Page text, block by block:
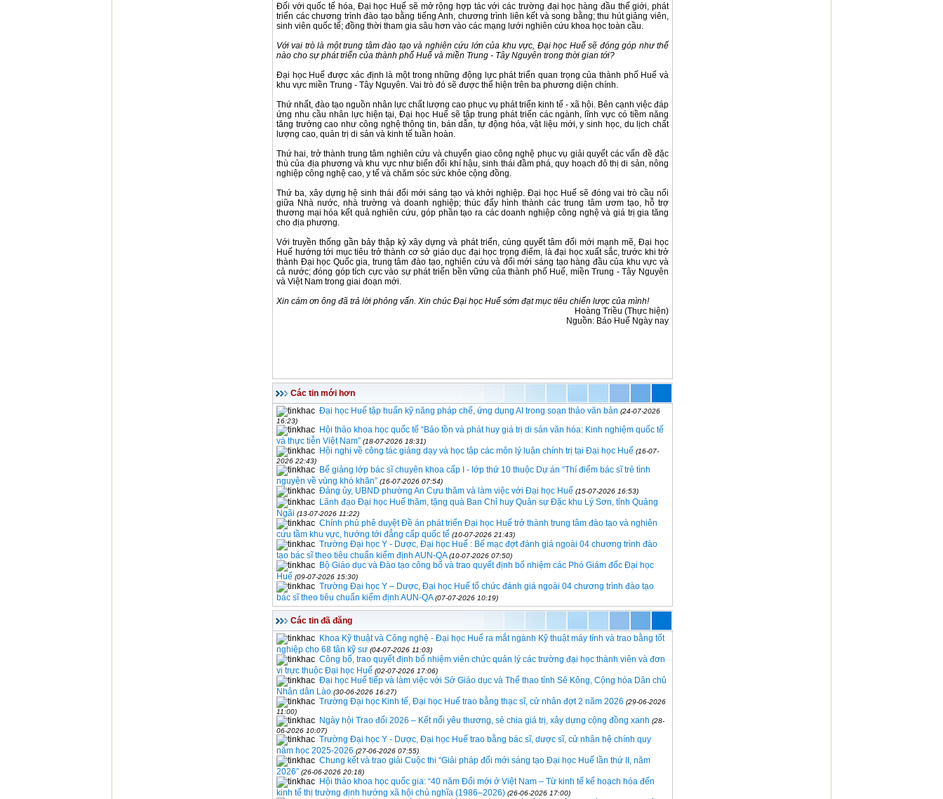
Đối với quốc tế hóa, Đại học Huế sẽ mở rộng hợp tác với các trường đại học hàng đầu thế giới, phát
triển các chương trình đào tạo bằng tiếng Anh, chương trình liên kết và song bằng; thu hút giảng viên,
sinh viên quốc tế; đồng thời tham gia sâu hơn vào các mạng lưới nghiên cứu khoa học toàn cầu.
Với vai trò là một trung tâm đào tạo và nghiên cứu lớn của khu vực, Đại học Huế sẽ đóng góp như thế
nào cho sự phát triển của thành phố Huế và miền Trung - Tây Nguyên trong thời gian tới?
Đại học Huế được xác định là một trong những động lực phát triển quan trọng của thành phố Huế và
khu vực miền Trung - Tây Nguyên. Vai trò đó sẽ được thể hiện trên ba phương diện chính.
Thứ nhất, đào tạo nguồn nhân lực chất lượng cao phục vụ phát triển kinh tế - xã hội. Bên cạnh việc đáp
ứng nhu cầu nhân lực hiện tại, Đại học Huế sẽ tập trung phát triển các ngành, lĩnh vực có tiềm năng
tăng trưởng cao như công nghệ thông tin, bán dẫn, tự động hóa, vật liệu mới, y sinh học, du lịch chất
lượng cao, quản trị di sản và kinh tế tuần hoàn.
Thứ hai, trở thành trung tâm nghiên cứu và chuyển giao công nghệ phục vụ giải quyết các vấn đề đặc
thù của địa phương và khu vực như biến đổi khí hậu, sinh thái đầm phá, quy hoạch đô thị di sản, nông
nghiệp công nghệ cao, y tế và chăm sóc sức khỏe cộng đồng.
Thứ ba, xây dựng hệ sinh thái đổi mới sáng tạo và khởi nghiệp. Đại học Huế sẽ đóng vai trò cầu nối
giữa Nhà nước, nhà trường và doanh nghiệp; thúc đẩy hình thành các trung tâm ươm tạo, hỗ trợ
thương mại hóa kết quả nghiên cứu, góp phần tạo ra các doanh nghiệp công nghệ và giá trị gia tăng
cho địa phương.
Với truyền thống gần bảy thập kỷ xây dựng và phát triển, cùng quyết tâm đổi mới mạnh mẽ, Đại học
Huế hướng tới mục tiêu trở thành cơ sở giáo dục đại học trọng điểm, là đại học xuất sắc, trước khi trở
thành Đại học Quốc gia, trung tâm đào tạo, nghiên cứu và đổi mới sáng tạo hàng đầu của khu vực và
cả nước; đóng góp tích cực vào sự phát triển bền vững của thành phố Huế, miền Trung - Tây Nguyên
và Việt Nam trong giai đoạn mới.
Xin cám ơn ông đã trả lời phỏng vấn. Xin chúc Đại học Huế sớm đạt mục tiêu chiến lược của mình!
Hoàng Triều (Thực hiện)
Nguồn: Báo Huế Ngày nay
Các tin mới hơn
Đại học Huế tập huấn kỹ năng pháp chế, ứng dụng AI trong soạn thảo văn bản (24-07-2026
16:23)
Hội thảo khoa học quốc tế “Bảo tồn và phát huy giá trị di sản văn hóa: Kinh nghiệm quốc tế
và thực tiễn Việt Nam” (18-07-2026 18:31)
Hội nghị về công tác giảng dạy và học tập các môn lý luận chính trị tại Đại học Huế (16-07-
2026 22:43)
Bế giảng lớp bác sĩ chuyên khoa cấp I - lớp thứ 10 thuộc Dự án “Thí điểm bác sĩ trẻ tình
nguyện về vùng khó khăn” (16-07-2026 07:54)
Đảng ủy, UBND phường An Cựu thăm và làm việc với Đại học Huế (15-07-2026 16:53)
Lãnh đạo Đại học Huế thăm, tặng quà Ban Chỉ huy Quân sự Đặc khu Lý Sơn, tỉnh Quảng
Ngãi (13-07-2026 11:22)
Chính phủ phê duyệt Đề án phát triển Đại học Huế trở thành trung tâm đào tạo và nghiên
cứu tầm khu vực, hướng tới đẳng cấp quốc tế (10-07-2026 21:43)
Trường Đại học Y - Dược, Đại học Huế : Bế mạc đợt đánh giá ngoài 04 chương trình đào
tạo bác sĩ theo tiêu chuẩn kiểm định AUN-QA (10-07-2026 07:50)
Bộ Giáo dục và Đào tạo công bố và trao quyết định bổ nhiệm các Phó Giám đốc Đại học
Huế (09-07-2026 15:30)
Trường Đại học Y – Dược, Đại học Huế tổ chức đánh giá ngoài 04 chương trình đào tạo
bác sĩ theo tiêu chuẩn kiểm định AUN-QA (07-07-2026 10:19)
Các tin đã đăng
Khoa Kỹ thuật và Công nghệ - Đại học Huế ra mắt ngành Kỹ thuật máy tính và trao bằng tốt
nghiệp cho 68 tân kỹ sư (04-07-2026 11:03)
Công bố, trao quyết định bổ nhiệm viên chức quản lý các trường đại học thành viên và đơn
vị trực thuộc Đại học Huế (02-07-2026 17:06)
Đại học Huế tiếp và làm việc với Sở Giáo dục và Thể thao tỉnh Sê Kông, Cộng hòa Dân chủ
Nhân dân Lào (30-06-2026 16:27)
Trường Đại học Kinh tế, Đại học Huế trao bằng thạc sĩ, cử nhân đợt 2 năm 2026 (29-06-2026
11:00)
Ngày hội Trao đổi 2026 – Kết nối yêu thương, sẻ chia giá trị, xây dựng cộng đồng xanh (28-
06-2026 10:07)
Trường Đại học Y - Dược, Đại học Huế trao bằng bác sĩ, dược sĩ, cử nhân hệ chính quy
năm học 2025-2026 (27-06-2026 07:55)
Chung kết và trao giải Cuộc thi “Giải pháp đổi mới sáng tạo Đại học Huế lần thứ II, năm
2026” (26-06-2026 20:18)
Hội thảo khoa học quốc gia: “40 năm Đổi mới ở Việt Nam – Từ kinh tế kế hoạch hóa đến
kinh tế thị trường định hướng xã hội chủ nghĩa (1986–2026) (26-06-2026 17:00)